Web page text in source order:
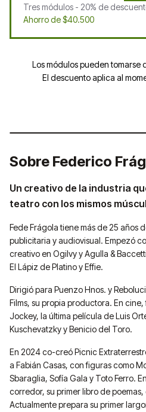
Tres módulos - 20% de
Ahorro de $40.500
Los módulos pueden tomarse
El descuento aplica al
Sobre Federico
Un creativo de la industria
teatro con los mismos
Fede Frágola tiene más de 25 años
publicitaria y audiovisual. Empezó
creativo en Ogilvy y Agulla &
El Lápiz de Platino y Effie.
Dirigió para Puenzo Hnos. y
Films, su propia productora. En
Jockey, la última película de Luis
Kuschevatzky y Benicio del Toro.
En 2024 co-creó Picnic
a Fabián Casas, con figuras como
Sbaraglia, Sofía Gala y Toto Ferro.
corredor, su primer libro de
Actualmente prepara su primer